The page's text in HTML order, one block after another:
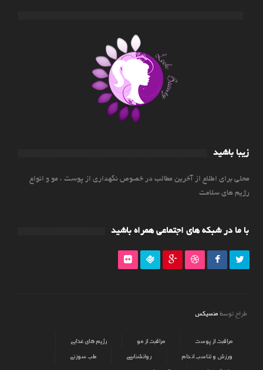
زیبا باشید
محلی برای اطلاع از آخرین مطالب در خصوص نگهداری از پوست ، مو و انواع
رژیم های سلامت
با ما در شبکه های اجتماعی همراه باشید
طراح توسط منسیکس
مراقبت از پوست مراقبت از مو
رژیم های غذایی
ورزش و تناسب اندام
روانشناسی
طب سوزنی